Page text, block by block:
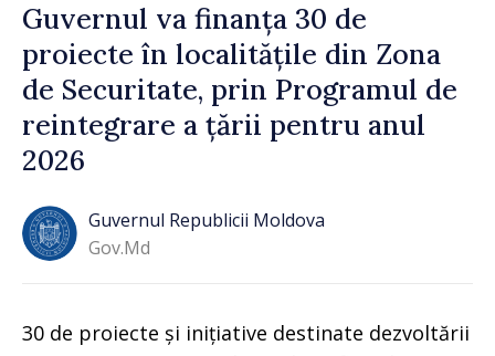
Guvernul va finanța 30 de
proiecte în localitățile din Zona
de Securitate, prin Programul de
reintegrare a țării pentru anul
2026
Guvernul Republicii Moldova
Gov.md
30 de proiecte și inițiative destinate dezvoltării